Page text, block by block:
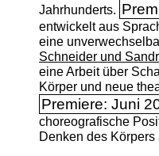
Jahrhunderts.
entwickelt aus
eine
Schneider und
eine Arbeit über
Körper und neue
Premiere: Juni
choreografische
Denken des Körpers